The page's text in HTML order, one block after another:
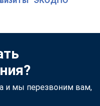
и мы перезвоним вам,